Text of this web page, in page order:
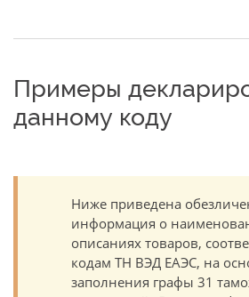
Примеры
данному коду
Ниже приведена
информация о
описаниях товаров,
кодам ТН ВЭД ЕАЭС, на
заполнения графы 31